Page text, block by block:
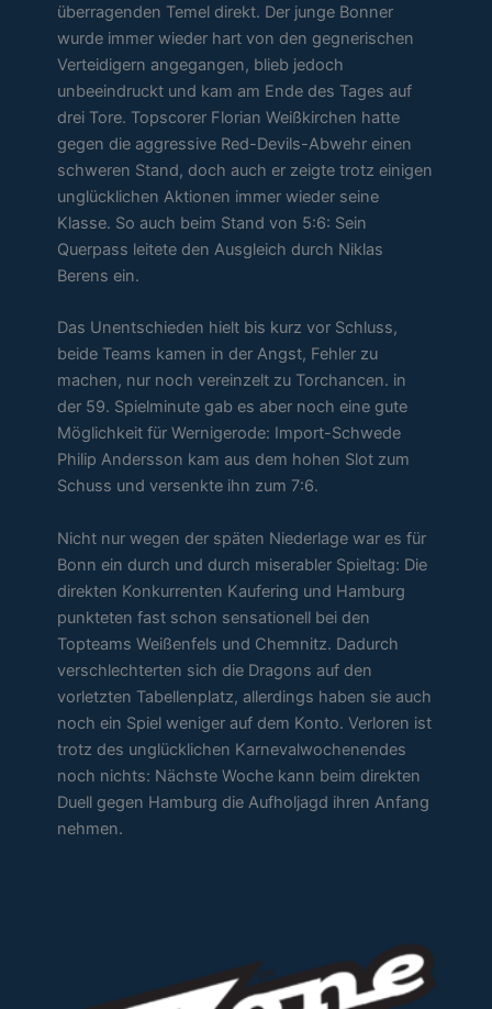
überragenden Temel direkt. Der junge Bonner
wurde immer wieder hart von den gegnerischen
Verteidigern angegangen, blieb jedoch
unbeeindruckt und kam am Ende des Tages auf
drei Tore. Topscorer Florian Weißkirchen hatte
gegen die aggressive Red-Devils-Abwehr einen
schweren Stand, doch auch er zeigte trotz einigen
unglücklichen Aktionen immer wieder seine
Klasse. So auch beim Stand von 5:6: Sein
Querpass leitete den Ausgleich durch Niklas
Berens ein.
Das Unentschieden hielt bis kurz vor Schluss,
beide Teams kamen in der Angst, Fehler zu
machen, nur noch vereinzelt zu Torchancen. in
der 59. Spielminute gab es aber noch eine gute
Möglichkeit für Wernigerode: Import-Schwede
Philip Andersson kam aus dem hohen Slot zum
Schuss und versenkte ihn zum 7:6.
Nicht nur wegen der späten Niederlage war es für
Bonn ein durch und durch miserabler Spieltag: Die
direkten Konkurrenten Kaufering und Hamburg
punkteten fast schon sensationell bei den
Topteams Weißenfels und Chemnitz. Dadurch
verschlechterten sich die Dragons auf den
vorletzten Tabellenplatz, allerdings haben sie auch
noch ein Spiel weniger auf dem Konto. Verloren ist
trotz des unglücklichen Karnevalwochenendes
noch nichts: Nächste Woche kann beim direkten
Duell gegen Hamburg die Aufholjagd ihren Anfang
nehmen.